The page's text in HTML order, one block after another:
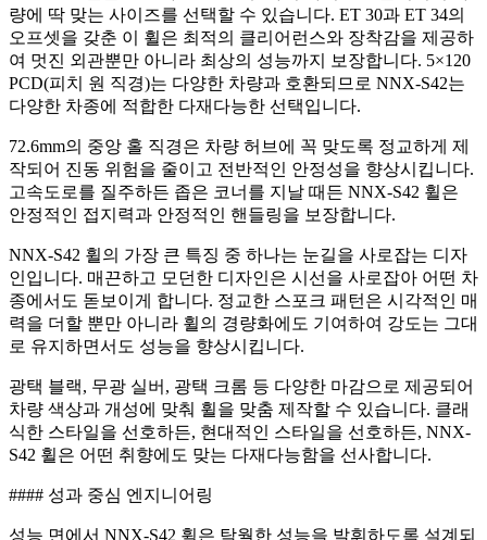
량에 딱 맞는 사이즈를 선택할 수 있습니다. ET 30과 ET 34의
오프셋을 갖춘 이 휠은 최적의 클리어런스와 장착감을 제공하
여 멋진 외관뿐만 아니라 최상의 성능까지 보장합니다. 5×120
PCD(피치 원 직경)는 다양한 차량과 호환되므로 NNX-S42는
다양한 차종에 적합한 다재다능한 선택입니다.
72.6mm의 중앙 홀 직경은 차량 허브에 꼭 맞도록 정교하게 제
작되어 진동 위험을 줄이고 전반적인 안정성을 향상시킵니다.
고속도로를 질주하든 좁은 코너를 지날 때든 NNX-S42 휠은
안정적인 접지력과 안정적인 핸들링을 보장합니다.
NNX-S42 휠의 가장 큰 특징 중 하나는 눈길을 사로잡는 디자
인입니다. 매끈하고 모던한 디자인은 시선을 사로잡아 어떤 차
종에서도 돋보이게 합니다. 정교한 스포크 패턴은 시각적인 매
력을 더할 뿐만 아니라 휠의 경량화에도 기여하여 강도는 그대
로 유지하면서도 성능을 향상시킵니다.
광택 블랙, 무광 실버, 광택 크롬 등 다양한 마감으로 제공되어
차량 색상과 개성에 맞춰 휠을 맞춤 제작할 수 있습니다. 클래
식한 스타일을 선호하든, 현대적인 스타일을 선호하든, NNX-
S42 휠은 어떤 취향에도 맞는 다재다능함을 선사합니다.
#### 성과 중심 엔지니어링
성능 면에서 NNX-S42 휠은 탁월한 성능을 발휘하도록 설계되